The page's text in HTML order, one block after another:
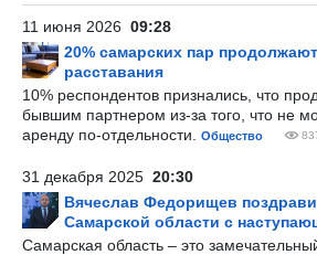
11 июня 2026 09:28
20% самарских пар
расставания
10% респондентов признались, что
бывшим партнером из-за того, что не
аренду по-отдельности.
Общество
31 декабря 2025 20:30
Вячеслав Федорищев
Самарской области с
Самарская область – это